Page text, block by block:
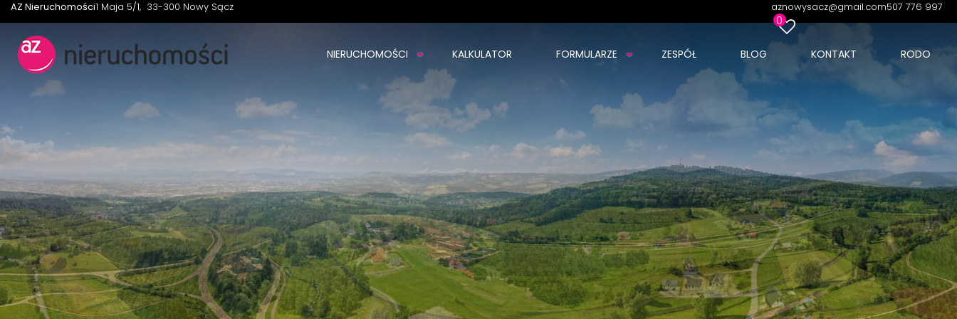
AZ Nieruchomości1 Maja 5/1 33-300 Nowy Sącz aznowysacz@gmail.com507 776 997
0
NIERUCHOMOŚCI KALKULATOR FORMULARZE ZESPÓŁ BLOG KONTAKT RODO